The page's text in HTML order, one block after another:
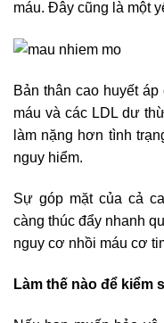
máu. Đây cũng là một
Bản thân cao huyết
máu và các LDL dư
làm nặng hơn tình
nguy hiểm.
Sự góp mặt của cả
càng thúc đẩy nhanh
nguy cơ nhồi máu cơ
Làm thế nào để kiểm